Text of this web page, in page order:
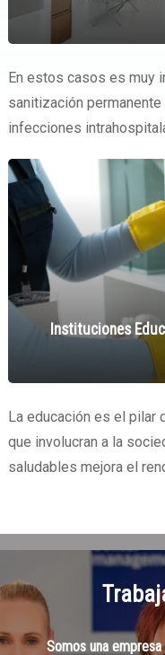
En estos casos es muy
sanitización
infecciones
Instituciones
La educación es el pilar
que involucran a la
saludables mejora el
Somos una